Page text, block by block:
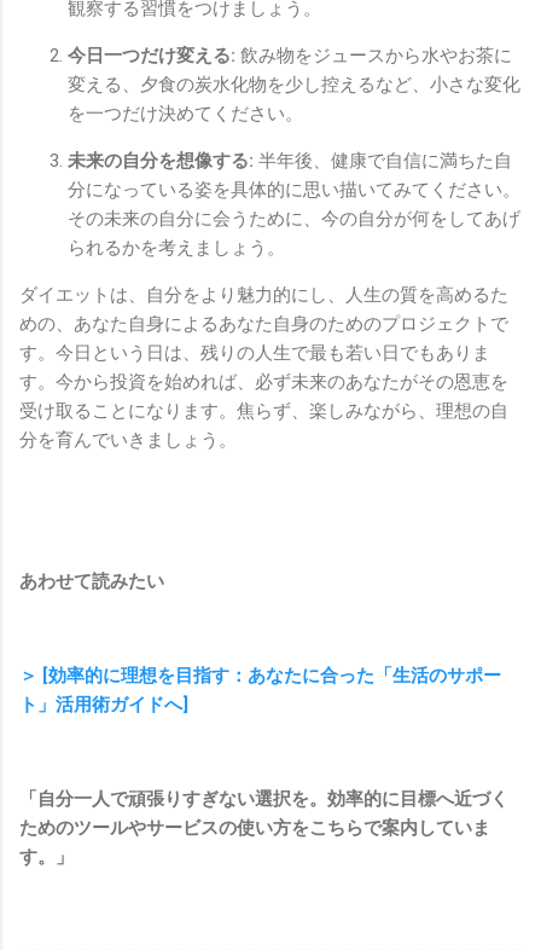
観察する習慣をつけましょう。
今日一つだけ変える: 飲み物をジュースから水やお茶に
変える、夕食の炭水化物を少し控えるなど、小さな変化
を一つだけ決めてください。
未来の自分を想像する: 半年後、健康で自信に満ちた自
分になっている姿を具体的に思い描いてみてください。
その未来の自分に会うために、今の自分が何をしてあげ
られるかを考えましょう。
ダイエットは、自分をより魅力的にし、人生の質を高めるた
めの、あなた自身によるあなた自身のためのプロジェクトで
す。今日という日は、残りの人生で最も若い日でもありま
す。今から投資を始めれば、必ず未来のあなたがその恩恵を
受け取ることになります。焦らず、楽しみながら、理想の自
分を育んでいきましょう。
あわせて読みたい
＞ [効率的に理想を目指す：あなたに合った「生活のサポー
ト」活用術ガイドへ]
「自分一人で頑張りすぎない選択を。効率的に目標へ近づく
ためのツールやサービスの使い方をこちらで案内していま
す。」